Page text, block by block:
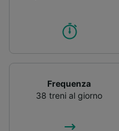
Frequenza
38 treni al giorno